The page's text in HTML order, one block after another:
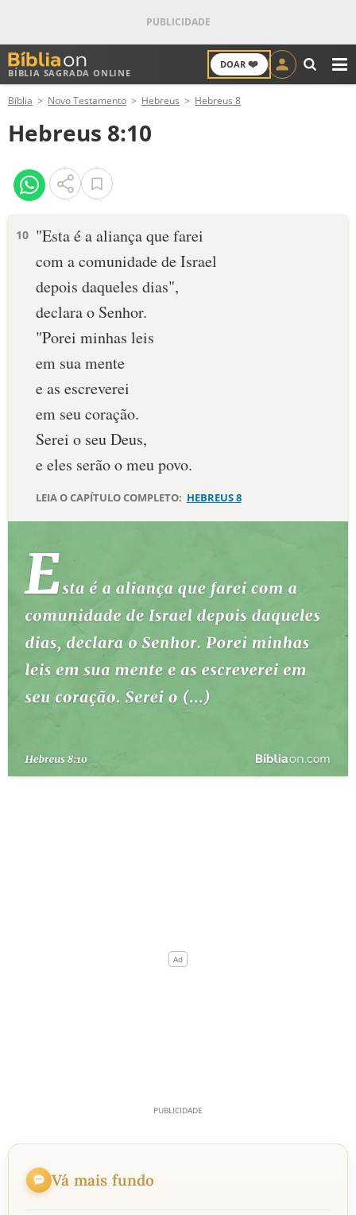
BÍBLIA SAGRADA ONLINE
DOAR ❤️
ANTIGO TESTAMENTO
NOVO TESTAMENTO
VERSÍCULOS
PALAVRA DO DIA
SALMO DO DIA
DEVOCIONAL DIÁRIO
10 MANDAMENTOS
ESTUDOS BÍBLICOS
ESBOÇOS DE PREGAÇÃO
TERMO BÍBLICO JOGOS
QUEM SOMOS
LOJA BÍBLIAON
Bíblia Novo Testamento Hebreus Hebreus 8
Hebreus 8:10
10 "Esta é a aliança que farei
com a comunidade de Israel
depois daqueles dias",
declara o Senhor.
"Porei minhas leis
em sua mente
e as escreverei
em seu coração.
Serei o seu Deus,
e eles serão o meu povo.
LEIA O CAPÍTULO COMPLETO: HEBREUS 8
Vá mais fundo